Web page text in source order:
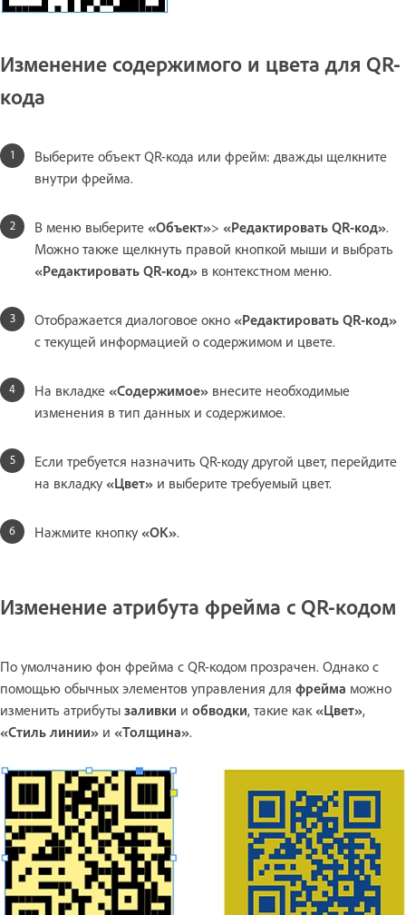
Изменение содержимого и цвета для QR-
кода
Выберите объект QR-кода или фрейм: дважды щелкните
внутри фрейма.
В меню выберите «Объект»> «Редактировать QR-код».
Можно также щелкнуть правой кнопкой мыши и выбрать
«Редактировать QR-код» в контекстном меню.
Отображается диалоговое окно «Редактировать QR-код»
с текущей информацией о содержимом и цвете.
На вкладке «Содержимое» внесите необходимые
изменения в тип данных и содержимое.
Если требуется назначить QR-коду другой цвет, перейдите
на вкладку «Цвет» и выберите требуемый цвет.
Нажмите кнопку «ОК».
Изменение атрибута фрейма с QR-кодом
По умолчанию фон фрейма с QR-кодом прозрачен. Однако с
помощью обычных элементов управления для фрейма можно
изменить атрибуты заливки и обводки, такие как «Цвет»,
«Стиль линии» и «Толщина».